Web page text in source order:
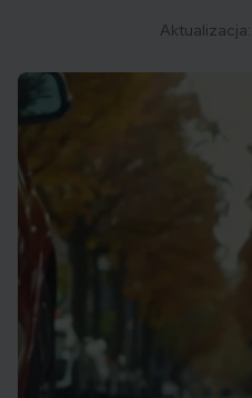
Aktualizacja: